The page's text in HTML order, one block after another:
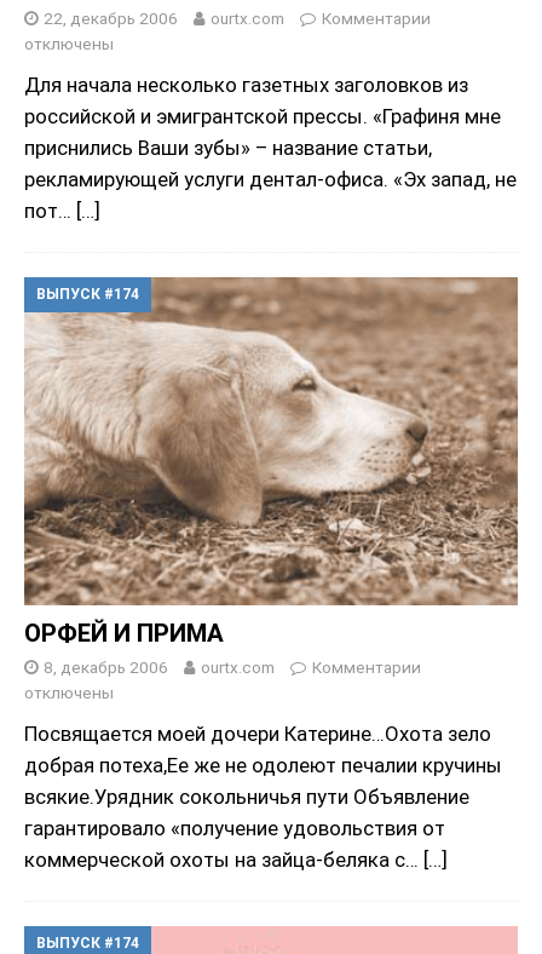
22, декабрь 2006 ourtx.com
Комментарии
отключены
Для начала несколько газетных заголовков из
российской и эмигрантской прессы. «Графиня мне
приснились Ваши зубы» – название статьи,
рекламирующей услуги дентал-офиса. «Эх запад, не
пот… […]
ВЫПУСК #174
ОРФЕЙ И ПРИМА
8, декабрь 2006 ourtx.com
Комментарии
отключены
Посвящается моей дочери Катерине…Охота зело
добрая потеха,Ее же не одолеют печалии кручины
всякие.Урядник сокольничья пути Объявление
гарантировало «получение удовольствия от
коммерческой охоты на зайца-беляка с… […]
ВЫПУСК #174